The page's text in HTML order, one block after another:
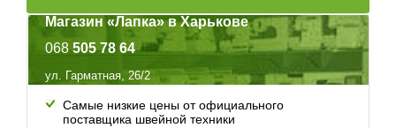
Магазин «Лапка» в Харькове
068 505 78 64
ул. Гарматная, 26/2
Самые низкие цены от официального
поставщика швейной техники